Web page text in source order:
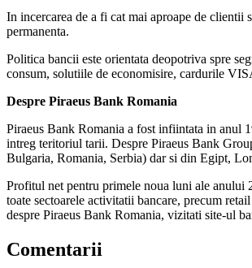
In incercarea de a fi cat mai aproape de clientii
permanenta.
Politica bancii este orientata deopotriva spre
consum, solutiile de economisire, cardurile
Despre Piraeus Bank Romania
Piraeus Bank Romania a fost infiintata in anul
intreg teritoriul tarii. Despre Piraeus Bank
Bulgaria, Romania, Serbia) dar si din Egipt,
Profitul net pentru primele noua luni ale anului
toate sectoarele activitatii bancare, precum
despre Piraeus Bank Romania, vizitati site-ul
Comentarii